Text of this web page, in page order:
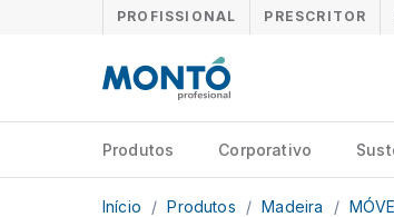
PROFISSIONAL PRESCRITOR
Produtos Corporativo
Início / Produtos / Madeira /